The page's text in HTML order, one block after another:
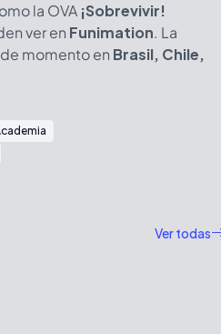
la OVA ¡Sobrevivir!
ver en Funimation. La
momento en Brasil, Chile,
Ver todas